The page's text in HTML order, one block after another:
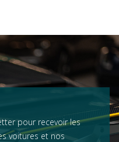
pour recevoir les
voitures et nos